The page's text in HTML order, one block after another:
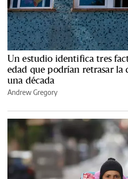
Un estudio identifica tres
edad que podrían retrasar la
una década
Andrew Gregory